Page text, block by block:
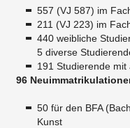
557 (VJ 587) im
211 (VJ 223) im
440 weibliche
5 diverse
191 Studierende
​96
50 für den BFA
Kunst